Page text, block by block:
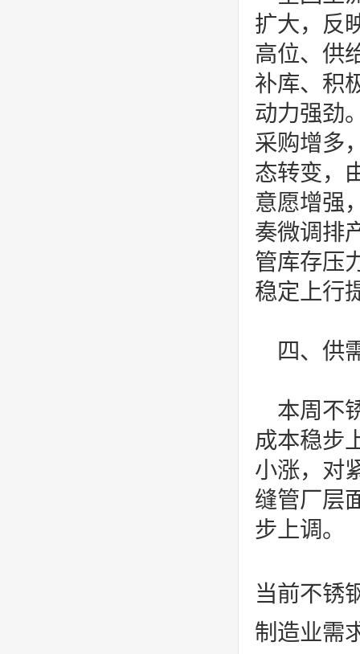
扩大，反
高位、供
补库、积
动力强劲
采购增多
态转变，
意愿增强
奏微调排
管库存压
稳定上行
四、供
本周不
成本稳步
小涨，对
缝管厂层
步上调。
当前不锈
制造业需